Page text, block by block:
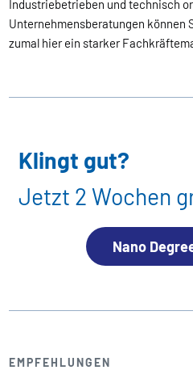
Industriebetrieben und technisch
Unternehmensberatungen können
zumal hier ein starker
Klingt gut?
Jetzt 2 Wochen
Nano
EMPFEHLUNGEN